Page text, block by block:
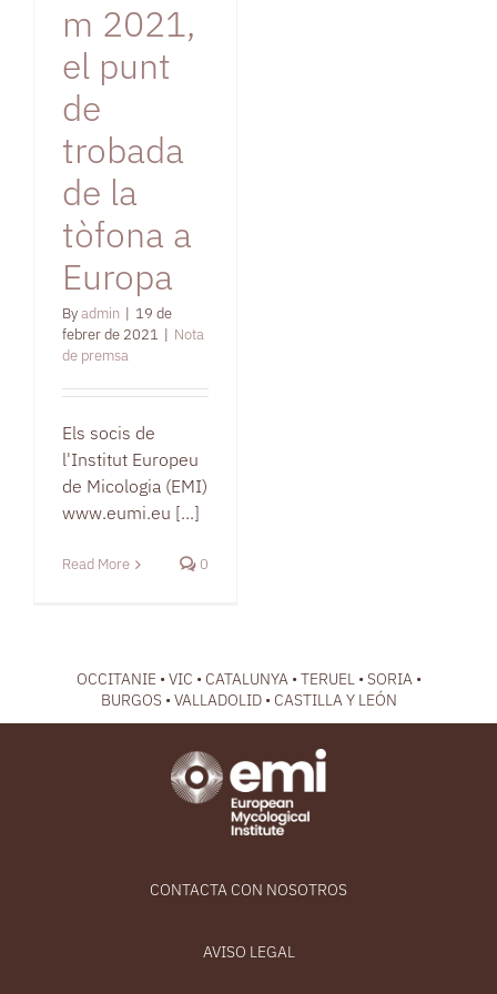
m 2021,
el punt
de
trobada
de la
tòfona a
Europa
Byadmin | 19 de
febrer de 2021 | Nota
de premsa
Els socis de
l'Institut Europeu
de Micologia (EMI)
www.eumi.eu [...]
Read More 0
OCCITANIE • VIC • CATALUNYA • TERUEL • SORIA •
BURGOS • VALLADOLID • CASTILLA Y LEÓN
CONTACTA CON NOSOTROS
AVISO LEGAL